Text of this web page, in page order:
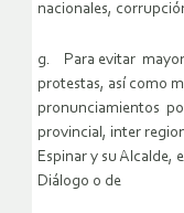
nacionales,
g. Para evitar
protestas, así como
pronunciamientos
provincial, inter
Espinar y su Alcalde,
Diálogo o de